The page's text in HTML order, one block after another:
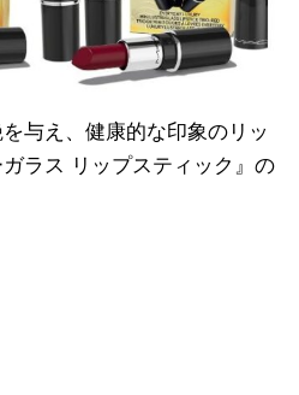
与え、健康的な印象のリッ
ラス リップスティック』の